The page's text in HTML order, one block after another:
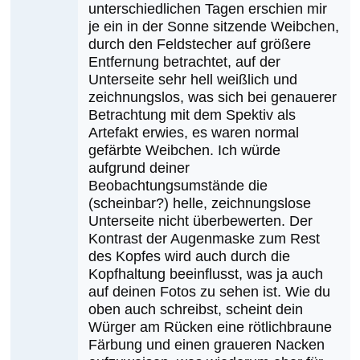
unterschiedlichen Tagen erschien mir
je ein in der Sonne sitzende Weibchen,
durch den Feldstecher auf größere
Entfernung betrachtet, auf der
Unterseite sehr hell weißlich und
zeichnungslos, was sich bei genauerer
Betrachtung mit dem Spektiv als
Artefakt erwies, es waren normal
gefärbte Weibchen. Ich würde
aufgrund deiner
Beobachtungsumstände die
(scheinbar?) helle, zeichnungslose
Unterseite nicht überbewerten. Der
Kontrast der Augenmaske zum Rest
des Kopfes wird auch durch die
Kopfhaltung beeinflusst, was ja auch
auf deinen Fotos zu sehen ist. Wie du
oben auch schreibst, scheint dein
Würger am Rücken eine rötlichbraune
Färbung und einen graueren Nacken